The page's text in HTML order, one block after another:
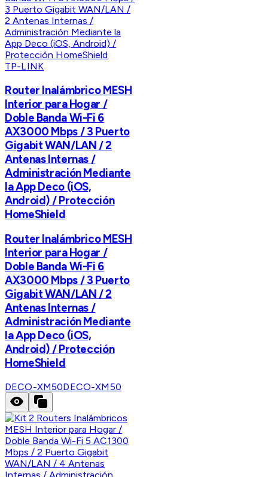
TP-LINK
Router Inalámbrico MESH
Interior para Hogar /
Doble Banda Wi-Fi 6
AX3000 Mbps / 3 Puerto
Gigabit WAN/LAN / 2
Antenas Internas /
Administración Mediante
la App Deco (iOS,
Android) / Protección
HomeShield
Router Inalámbrico MESH
Interior para Hogar /
Doble Banda Wi-Fi 6
AX3000 Mbps / 3 Puerto
Gigabit WAN/LAN / 2
Antenas Internas /
Administración Mediante
la App Deco (iOS,
Android) / Protección
HomeShield
DECO-XM50DECO-XM50